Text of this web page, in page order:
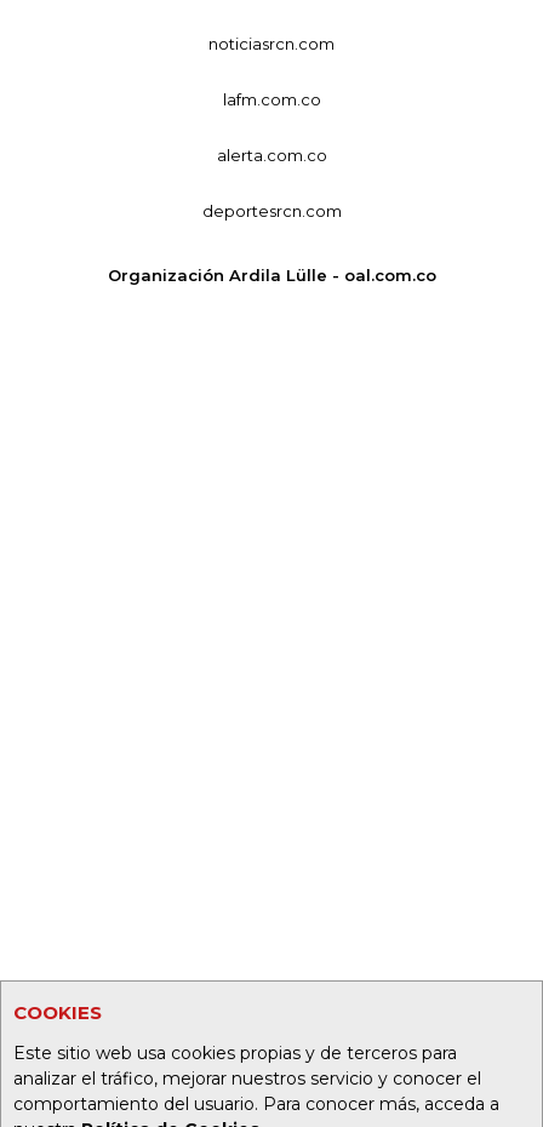
COOKIES
Este sitio web usa cookies propias y de terceros para
analizar el tráfico, mejorar nuestros servicio y conocer el
comportamiento del usuario. Para conocer más, acceda a
noticiasrcn.com
lafm.com.co
alerta.com.co
deportesrcn.com
Organización Ardila Lülle - oal.com.co